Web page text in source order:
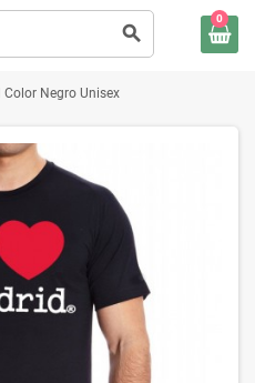
search
0
Negro Unisex